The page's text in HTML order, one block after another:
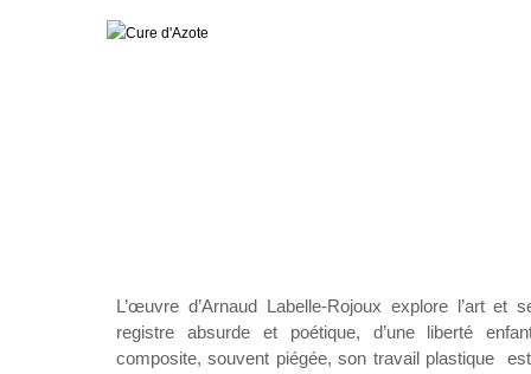
L’œuvre d’Arnaud Labelle-Rojoux explore l’art et
registre absurde et poétique, d’une liberté
composite, souvent piégée, son travail plastique